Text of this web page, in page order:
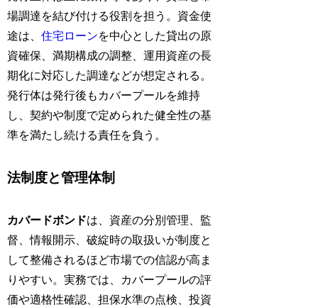
場調達を結び付ける役割を担う。資金使
途は、住宅ローンを中心とした貸出の原
資確保、満期構成の調整、運用資産の長
期化に対応した調達などが想定される。
発行体は発行後もカバープールを維持
し、契約や制度で定められた健全性の基
準を満たし続ける責任を負う。
法制度と管理体制
カバードボンドは、資産の分別管理、監
督、情報開示、破綻時の取扱いが制度と
して整備されるほど市場での信認が高ま
りやすい。実務では、カバープールの評
価や適格性確認、担保水準の点検、投資